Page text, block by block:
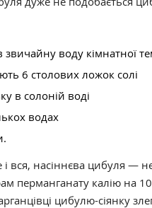
звичайну воду кімнатної
6 столових ложок солі
в солоній воді
водах
вся, насіннєва цибуля —
перманганату калію на 10
цибулю-сіянку